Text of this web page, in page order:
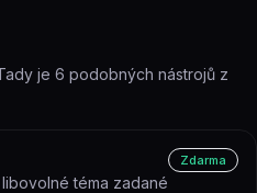
je 6 podobných nástrojů z
Zdarma
téma zadané